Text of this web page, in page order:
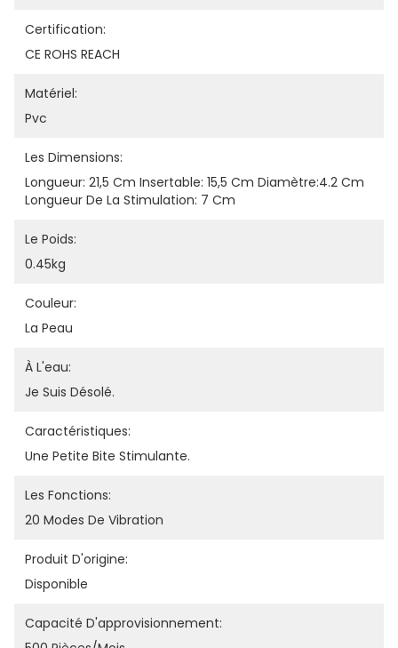
Certification:
CE ROHS REACH
Matériel:
Pvc
Les Dimensions:
Longueur: 21,5 Cm Insertable: 15,5 Cm Diamètre:4.2 Cm
Longueur De La Stimulation: 7 Cm
Le Poids:
0.45kg
Couleur:
La Peau
À L'eau:
Je Suis Désolé.
Caractéristiques:
Une Petite Bite Stimulante.
Les Fonctions:
20 Modes De Vibration
Produit D'origine:
Disponible
Capacité D'approvisionnement: